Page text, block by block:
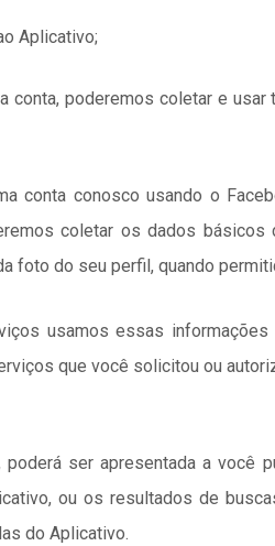
Aplicativo;
conta, poderemos coletar e
conta conosco usando o
coletar os dados
foto do seu perfil, quando
usamos essas
que você solicitou ou
ser apresentada a você
ou os resultados de
do Aplicativo.